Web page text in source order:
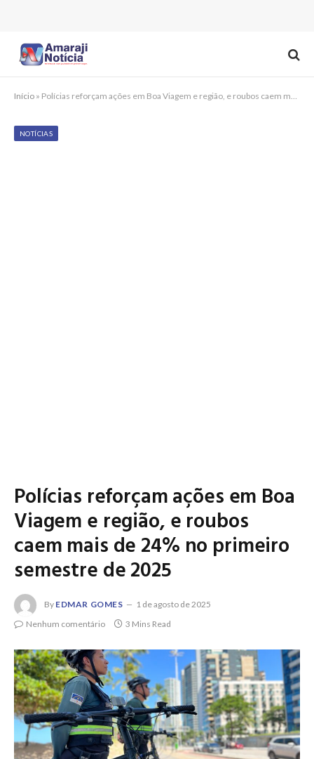
Início » Polícias reforçam ações em Boa Viagem e região, e roubos caem mais de 24% no primeiro semestre de 2025
NOTÍCIAS
Polícias reforçam ações em Boa
Viagem e região, e roubos
caem mais de 24% no primeiro
semestre de 2025
By EDMAR GOMES
1 de agosto de 2025
Nenhum comentário
3 Mins Read